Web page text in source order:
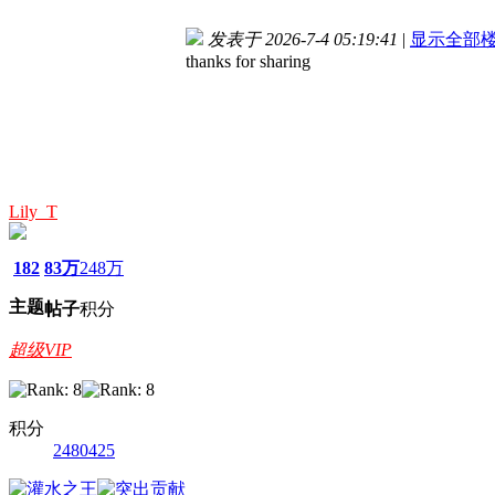
Lily_T
182
主题
83万
帖子
248万
积分
超级VIP
积分
2480425
发表于 2026-7-4 05:19:41 | 显示全部
thanks for sharing